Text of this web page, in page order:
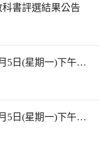
書評選結果公告
臺中市東區臺中國小謹訂於114年5月5日(星期一)下午2時10分於本校校長室，召開教評會審查114學年度市內介聘調入本校教師資格
臺中市東區臺中國小謹訂於114年5月5日(星期一)下午2時10分於本校校長室，召開教評會審查114學年度市內介聘調入本校教師資格